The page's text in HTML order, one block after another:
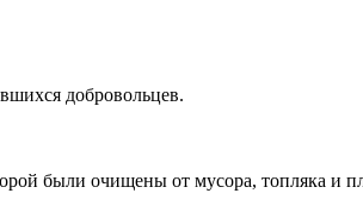
добровольцев.
были очищены от мусора, топляка и